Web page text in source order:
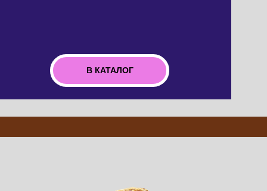
В КАТАЛОГ